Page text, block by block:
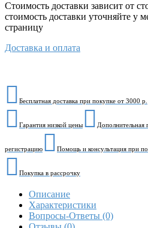
Стоимость доставки зависит от
стоимость доставки уточняйте у
страницу
Доставка и оплата
Бесплатная доставка при покупке от 3000 р.
Гарантия низкой цены Дополнительная
регистрацию Помощь и консультация при
Покупка в рассрочку
Описание
Характеристики
Вопросы-Ответы (0)